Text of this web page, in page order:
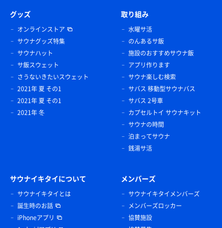
グッズ
オンラインストア
サウナグッズ特集
サウナハット
サ飯スウェット
さうないきたいスウェット
2021年 夏 その1
2021年 夏 その1
2021年 冬
取り組み
水曜サ活
のんあるサ飯
施設のおすすめサウナ飯
アプリ作ります
サウナ楽しむ検索
サバス 移動型サウナバス
サバス 2号車
カプセルトイ サウナキット
サウナの時間
泊まってサウナ
銭湯サ活
サウナイキタイについて
サウナイキタイとは
誕生時のお話
iPhoneアプリ
メンバーズ
サウナイキタイメンバーズ
メンバーズロッカー
協賛施設